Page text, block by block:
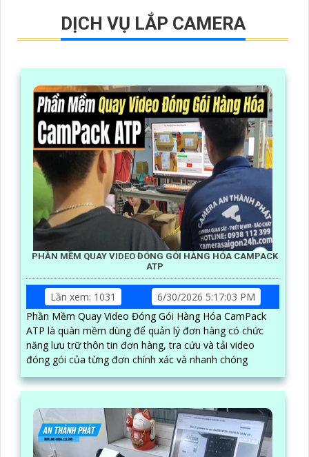
DỊCH VỤ LẮP CAMERA
PHẦN MỀM QUAY VIDEO ĐÓNG GÓI HÀNG HÓA CAMPACK
ATP
Lần xem: 1031
6/30/2026 5:17:03 PM
Phần Mềm Quay Video Đóng Gói Hàng Hóa CamPack
ATP là quàn mềm dùng để quản lý đơn hàng có chức
năng lưu trữ thôn tin đơn hàng, tra cứu và tải video
đóng gói của từng đơn chính xác và nhanh chóng